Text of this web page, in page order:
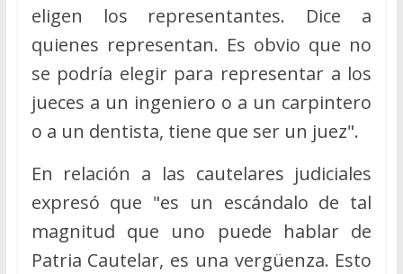
eligen los representantes. Dice a
quienes representan. Es obvio que no
se podría elegir para representar a los
jueces a un ingeniero o a un carpintero
o a un dentista, tiene que ser un juez".
En relación a las cautelares judiciales
expresó que "es un escándalo de tal
magnitud que uno puede hablar de
Patria Cautelar, es una vergüenza. Esto